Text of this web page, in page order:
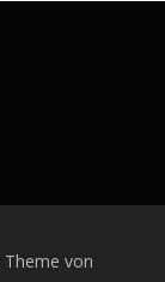
Theme von